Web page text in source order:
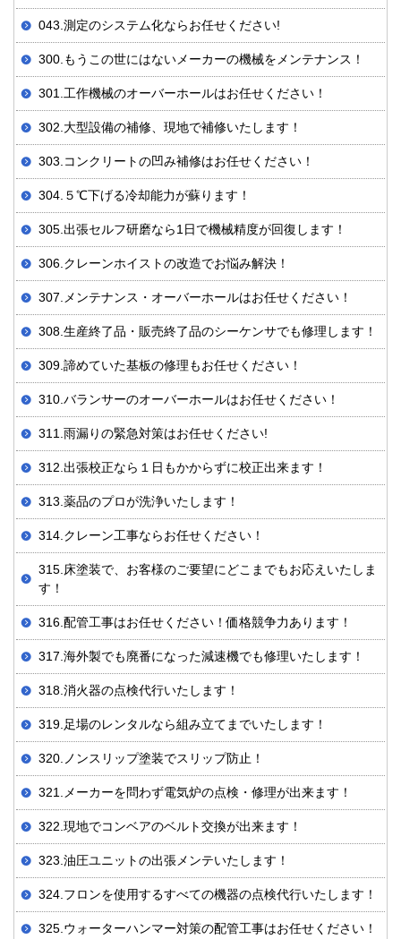
043.測定のシステム化ならお任せください!
300.もうこの世にはないメーカーの機械をメンテナンス！
301.工作機械のオーバーホールはお任せください！
302.大型設備の補修、現地で補修いたします！
303.コンクリートの凹み補修はお任せください！
304.５℃下げる冷却能力が蘇ります！
305.出張セルフ研磨なら1日で機械精度が回復します！
306.クレーンホイストの改造でお悩み解決！
307.メンテナンス・オーバーホールはお任せください！
308.生産終了品・販売終了品のシーケンサでも修理します！
309.諦めていた基板の修理もお任せください！
310.バランサーのオーバーホールはお任せください！
311.雨漏りの緊急対策はお任せください!
312.出張校正なら１日もかからずに校正出来ます！
313.薬品のプロが洗浄いたします！
314.クレーン工事ならお任せください！
315.床塗装で、お客様のご要望にどこまでもお応えいたしま
す！
316.配管工事はお任せください！価格競争力あります！
317.海外製でも廃番になった減速機でも修理いたします！
318.消火器の点検代行いたします！
319.足場のレンタルなら組み立てまでいたします！
320.ノンスリップ塗装でスリップ防止！
321.メーカーを問わず電気炉の点検・修理が出来ます！
322.現地でコンベアのベルト交換が出来ます！
323.油圧ユニットの出張メンテいたします！
324.フロンを使用するすべての機器の点検代行いたします！
325.ウォーターハンマー対策の配管工事はお任せください！